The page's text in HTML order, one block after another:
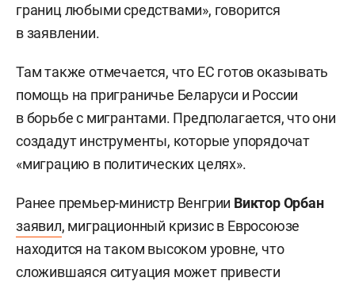
границ любыми средствами», говорится
в заявлении.
Там также отмечается, что ЕС готов оказывать
помощь на приграничье Беларуси и России
в борьбе с мигрантами. Предполагается, что они
создадут инструменты, которые упорядочат
«миграцию в политических целях».
Ранее премьер-министр Венгрии Виктор Орбан
заявил, миграционный кризис в Евросоюзе
находится на таком высоком уровне, что
сложившаяся ситуация может привести